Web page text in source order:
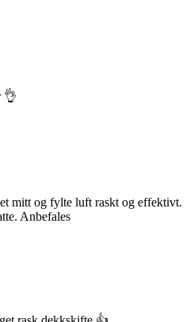
👌
mitt og fylte luft raskt og effektivt.
Anbefales